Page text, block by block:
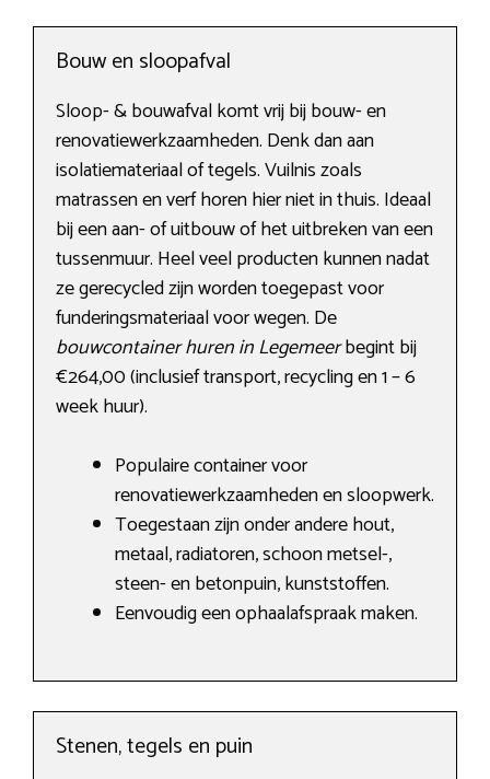
Bouw en sloopafval
Sloop- & bouwafval komt vrij bij bouw- en
renovatiewerkzaamheden. Denk dan aan
isolatiemateriaal of tegels. Vuilnis zoals
matrassen en verf horen hier niet in thuis. Ideaal
bij een aan- of uitbouw of het uitbreken van een
tussenmuur. Heel veel producten kunnen nadat
ze gerecycled zijn worden toegepast voor
funderingsmateriaal voor wegen. De
bouwcontainer huren in Legemeerbegint bij
€264,00 (inclusief transport, recycling en 1 – 6
week huur).
Populaire container voor
renovatiewerkzaamheden en sloopwerk.
Toegestaan zijn onder andere hout,
metaal, radiatoren, schoon metsel-,
steen- en betonpuin, kunststoffen.
Eenvoudig een ophaalafspraak maken.
Stenen, tegels en puin